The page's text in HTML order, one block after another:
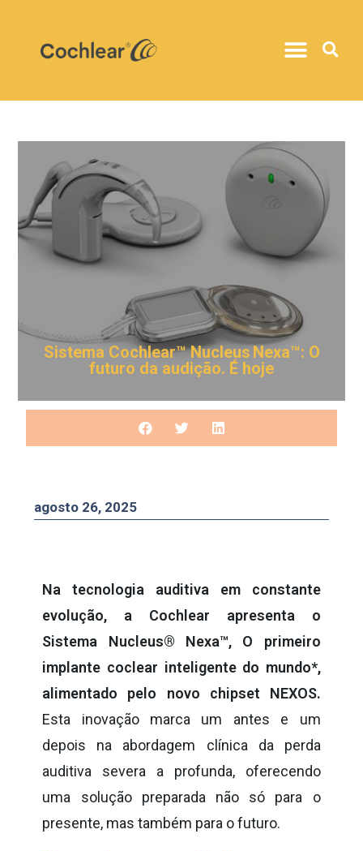
Sistema Cochlear™ Nucleus Nexa™: O
futuro da audição. É hoje
agosto 26, 2025
Na tecnologia auditiva em constante
evolução, a Cochlear apresenta o
Sistema Nucleus® Nexa™, O primeiro
implante coclear inteligente do mundo*,
alimentado pelo novo chipset NEXOS.
Esta inovação marca um antes e um
depois na abordagem clínica da perda
auditiva severa a profunda, oferecendo
uma solução preparada não só para o
presente, mas também para o futuro.